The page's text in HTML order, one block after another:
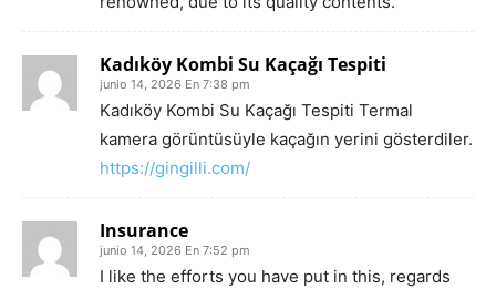
Kadıköy Kombi Su Kaçağı Tespiti
junio 14, 2026 En 7:38 pm
Kadıköy Kombi Su Kaçağı Tespiti Termal
kamera görüntüsüyle kaçağın yerini gösterdiler.
https://gingilli.com/
Insurance
junio 14, 2026 En 7:52 pm
I like the efforts you have put in this, regards